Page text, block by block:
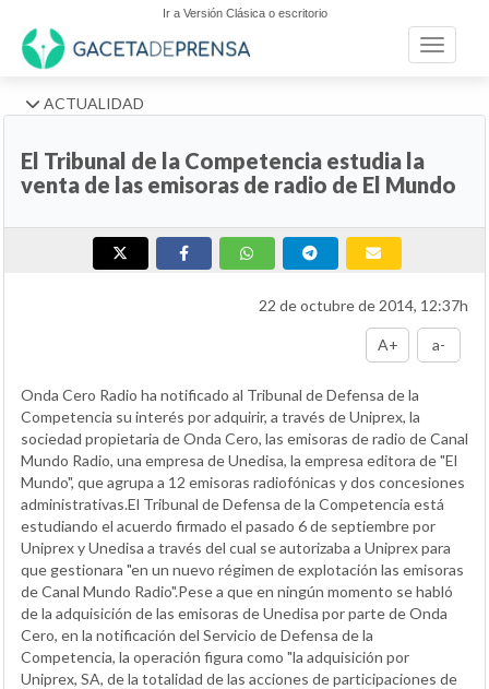
Ir a Versión Clásica o escritorio
Toggle
ACTUALIDAD
El Tribunal de la Competencia estudia la
venta de las emisoras de radio de El Mundo
22 de octubre de 2014, 12:37h
A+ a-
Onda Cero Radio ha notificado al Tribunal de Defensa de la
Competencia su interés por adquirir, a través de Uniprex, la
sociedad propietaria de Onda Cero, las emisoras de radio de Canal
Mundo Radio, una empresa de Unedisa, la empresa editora de "El
Mundo", que agrupa a 12 emisoras radiofónicas y dos concesiones
administrativas.El Tribunal de Defensa de la Competencia está
estudiando el acuerdo firmado el pasado 6 de septiembre por
Uniprex y Unedisa a través del cual se autorizaba a Uniprex para
que gestionara "en un nuevo régimen de explotación las emisoras
de Canal Mundo Radio".Pese a que en ningún momento se habló
de la adquisición de las emisoras de Unedisa por parte de Onda
Cero, en la notificación del Servicio de Defensa de la
Competencia, la operación figura como "la adquisición por
Uniprex, SA, de la totalidad de las acciones de participaciones de